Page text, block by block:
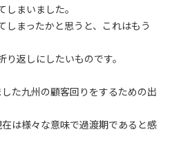
まいました。
しまったかと思うと、これはもう
返しにしたいものです。
た九州の顧客回りをするための出
は様々な意味で過渡期であると感